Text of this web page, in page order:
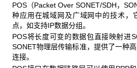
POS （Packet Over SONET/SDH，
种应用在城域网及广域网中的技术，
点，如支持IP数据分组。
POS将长度可变的数据包直接映射进
SONET物理层传输标准，提供了一种
连接。